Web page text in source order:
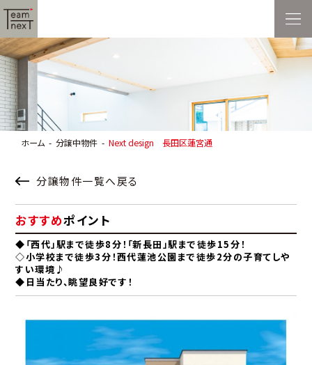
ホーム 分譲中物件 Next design 長田区蓮宮通
分譲物件一覧へ戻る
おすすめポイント
◆「西代」駅まで徒歩8分！「新長田」駅まで徒歩15分！
◇小学校まで徒歩3分！西代蓮池公園まで徒歩2分の子育てしや
すい環境♪
◆日当たり、眺望良好です！